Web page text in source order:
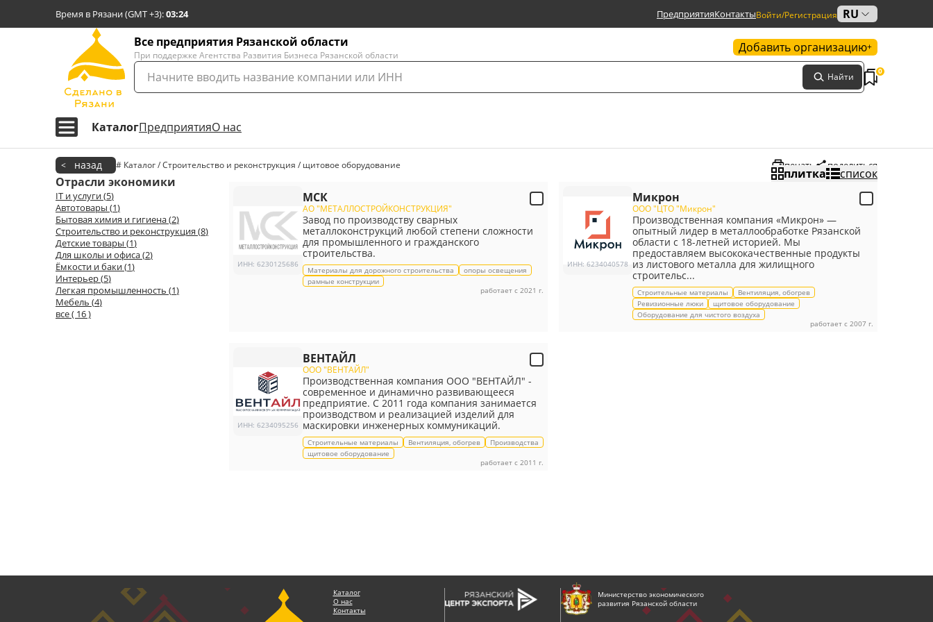
Время в Рязани (GMT +3):03:24 ПредприятияКонтактыВойти/Регистрация RU
Все предприятия Рязанской области
При поддержке Агентства Развития Бизнеса Рязанской области
Добавить организацию+
Найти 0
КаталогПредприятияО нас
< назад # Каталог / Строительство и реконструкция / щитовое оборудование печать поделиться
Отрасли экономики
IT и услуги(5)
Автотовары (1)
Бытовая химия и гигиена(2)
Строительство и реконструкция (8)
Детские товары (1)
Для школы и офиса(2)
Ёмкости и баки(1)
Интерьер(5)
Легкая промышленность (1)
Мебель (4)
все ( 16 )
плитка список
ИНН: 6230125686
МСК
АО "МЕТАЛЛОСТРОЙКОНСТРУКЦИЯ"
Завод по производству сварных
металлоконструкций любой степени сложности
для промышленного и гражданского
строительства.
Материалы для дорожного строительства
опоры освещения
рамные конструкции
работает с 2021 г.
ИНН: 6234040578
Микрон
ООО "ЦТО "Микрон"
Производственная компания «Микрон» —
опытный лидер в металлообработке Рязанской
области с 18-летней историей. Мы
предоставляем высококачественные продукты
из листового металла для жилищного
строительс...
Строительные материалы
Вентиляция, обогрев
Ревизионные люки
щитовое оборудование
Оборудование для чистого воздуха
работает с 2007 г.
ИНН: 6234095256
ВЕНТАЙЛ
ООО "ВЕНТАЙЛ"
Производственная компания ООО "ВЕНТАЙЛ" -
современное и динамично развивающееся
предприятие. С 2011 года компания занимается
производством и реализацией изделий для
маскировки инженерных коммуникаций.
Строительные материалы Вентиляция, обогрев
Производства
щитовое оборудование
работает с 2011 г.
Каталог
О нас
Контакты
Министерство экономического
развития Рязанской области